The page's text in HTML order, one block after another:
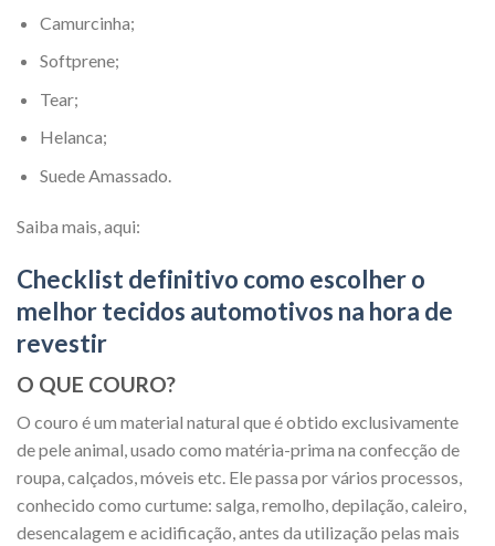
Camurcinha;
Softprene;
Tear;
Helanca;
Suede Amassado.
Saiba mais, aqui:
Checklist definitivo como escolher o
melhor tecidos automotivos na hora de
revestir
O QUE COURO?
O couro é um material natural que é obtido exclusivamente
de pele animal, usado como matéria-prima na confecção de
roupa, calçados, móveis etc. Ele passa por vários processos,
conhecido como curtume: salga, remolho, depilação, caleiro,
desencalagem e acidificação, antes da utilização pelas mais